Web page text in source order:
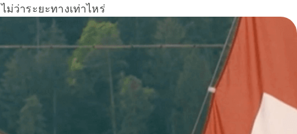
ไม่ว่าระยะทางเท่าไหร่